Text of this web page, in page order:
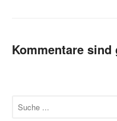
Kommentare sind